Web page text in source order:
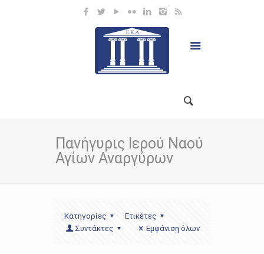
Πανήγυρις Ιερού Ναού
Αγίων Αναργύρων
Κατηγορίες
Ετικέτες
Συντάκτες
Εμφάνιση όλων